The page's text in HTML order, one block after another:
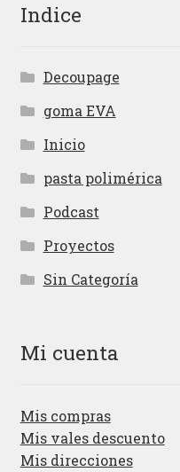
Indice
Decoupage
goma EVA
Inicio
pasta polimérica
Podcast
Proyectos
Sin Categoría
Mi cuenta
Mis compras
Mis vales descuento
Mis direcciones